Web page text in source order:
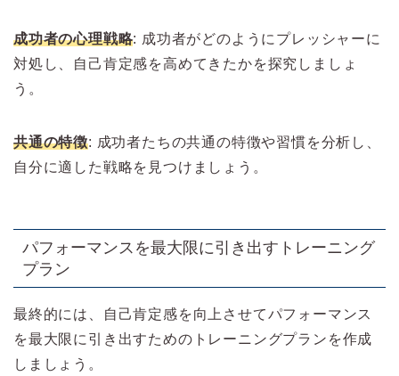
成功者の心理戦略: 成功者がどのようにプレッシャーに
対処し、自己肯定感を高めてきたかを探究しましょ
う。
共通の特徴: 成功者たちの共通の特徴や習慣を分析し、
自分に適した戦略を見つけましょう。
パフォーマンスを最大限に引き出すトレーニング
プラン
最終的には、自己肯定感を向上させてパフォーマンス
を最大限に引き出すためのトレーニングプランを作成
しましょう。